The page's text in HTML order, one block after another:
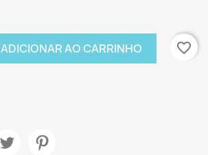
ADICIONAR AO CARRINHO favorite_border